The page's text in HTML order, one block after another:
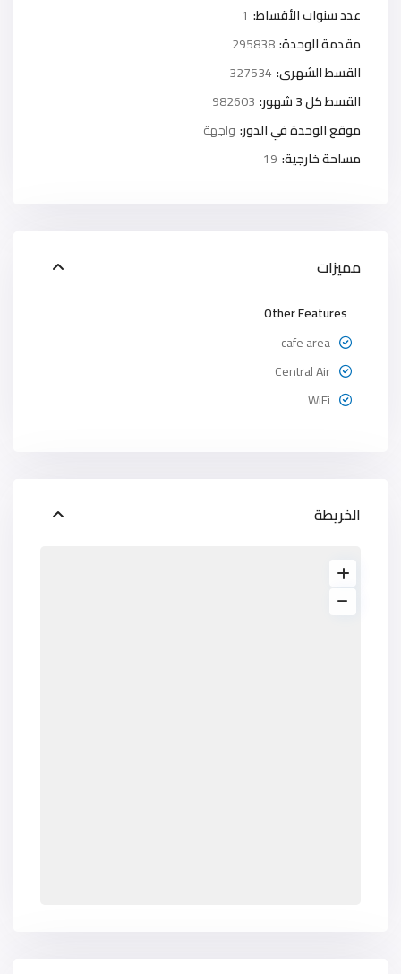
عدد سنوات الأقساط: 1
مقدمة الوحدة:295838
القسط الشهرى: 327534
القسط كل 3 شهور:
982603
موقع الوحدة في الدور: واجهة
مساحة خارجية: 19
مميزات
Other Features
cafe area
Central Air
WiFi
الخريطة